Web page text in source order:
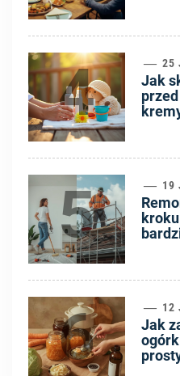
4
25
Jak
5 19
6 12
Jak